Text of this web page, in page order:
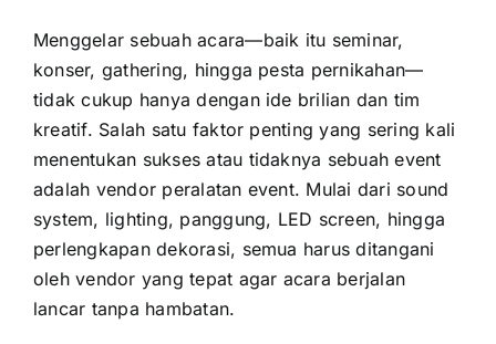
Menggelar sebuah acara—baik itu seminar,
konser, gathering, hingga pesta pernikahan—
tidak cukup hanya dengan ide brilian dan tim
kreatif. Salah satu faktor penting yang sering kali
menentukan sukses atau tidaknya sebuah event
adalah vendor peralatan event. Mulai dari sound
system, lighting, panggung, LED screen, hingga
perlengkapan dekorasi, semua harus ditangani
oleh vendor yang tepat agar acara berjalan
lancar tanpa hambatan.